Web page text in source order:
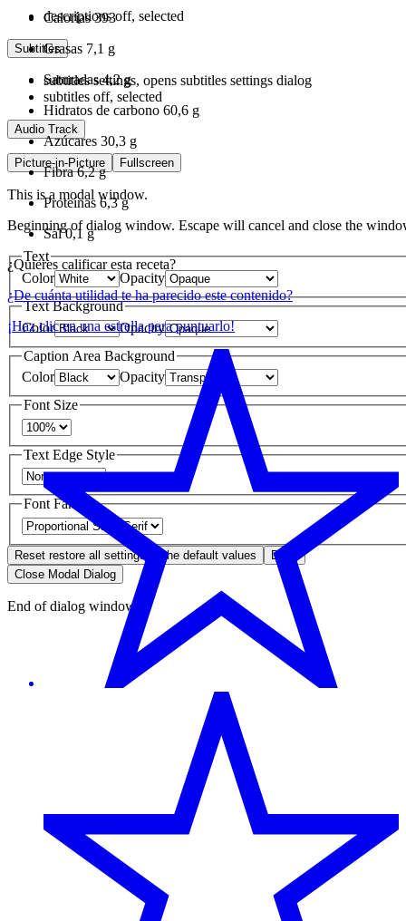
descriptions off, selected
Subtitles
subtitles settings, opens subtitles settings dialog
subtitles off, selected
Audio Track
Picture-in-Picture Fullscreen
This is a modal window.
Beginning of dialog window. Escape will cancel and close the
Text
Color
Opacity
Text Background
Color
Opacity
Caption Area Background
Color
Opacity
Font Size
Text Edge Style
Font Family
Reset restore all settings to the default values
Done
Close Modal Dialog
End of dialog window.
Calorías393
Grasas 7,1 g
Saturadas4,2 g
Hidratos de carbono 60,6 g
Azúcares 30,3 g
Fibra6,2 g
Proteínas 6,3 g
Sal0,1 g
¿Quieres calificar esta receta?
¿De cuánta utilidad te ha parecido este contenido?
¡Haz clic en una estrella para puntuarlo!